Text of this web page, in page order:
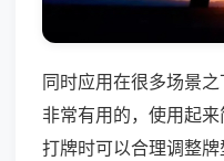
同时应用在很多场景
非常有用的，使用起
打牌时可以合理调整